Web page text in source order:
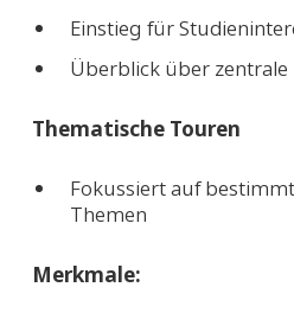
Einstieg für
Überblick über
Thematische Touren
Fokussiert auf
Themen
Merkmale: